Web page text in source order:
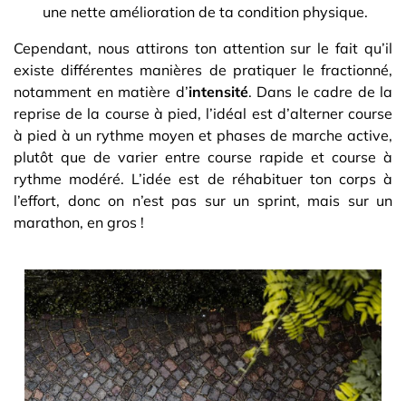
une nette amélioration de ta condition physique.
Cependant, nous attirons ton attention sur le fait qu’il
existe différentes manières de pratiquer le fractionné,
notamment en matière d’intensité. Dans le cadre de la
reprise de la course à pied, l’idéal est d’alterner course
à pied à un rythme moyen et phases de marche active,
plutôt que de varier entre course rapide et course à
rythme modéré. L’idée est de réhabituer ton corps à
l’effort, donc on n’est pas sur un sprint, mais sur un
marathon, en gros !